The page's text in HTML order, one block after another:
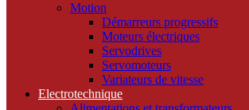
Motion
Démarreurs progressifs
Moteurs électriques
Servodrives
Servomoteurs
Variateurs de vitesse
Electrotechnique